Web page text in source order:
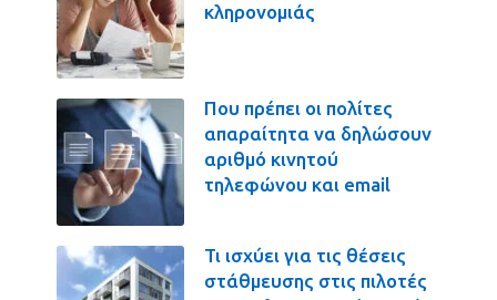
κληρονομιάς
Που πρέπει οι πολίτες
απαραίτητα να δηλώσουν
αριθμό κινητού
τηλεφώνου και email
Τι ισχύει για τις θέσεις
στάθμευσης στις πιλοτές